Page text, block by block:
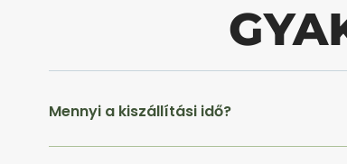
Mennyi a kiszállítási idő?